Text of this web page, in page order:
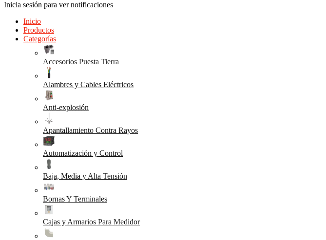
Inicia sesión para ver notificaciones
Inicio
Productos
Categorías
Accesorios Puesta Tierra
Alambres y Cables Eléctricos
Anti-explosión
Apantallamiento Contra Rayos
Automatización y Control
Baja, Media y Alta Tensión
Bornas Y Terminales
Cajas y Armarios Para Medidor